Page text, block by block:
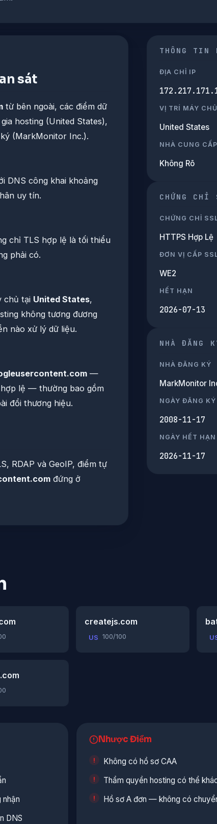
sát
từ bên ngoài, các điểm dữ
hosting (United States),
(MarkMonitor Inc.).
DNS công khai khoảng
uy tín.
chỉ TLS hợp lệ là tối thiểu
phải có.
chủ tại United States,
không tương đương
nào xử lý dữ liệu.
—
hợp lệ — thường bao gồm
đổi thương hiệu.
RDAP và GeoIP, điểm tự
đứng ở
THÔNG TIN
ĐỊA CHỈ IP
VỊ TRÍ MÁY CHỦ
United States
NHÀ CUNG CẤP
Không Rõ
CHỨNG CHỈ
CHỨNG CHỈ
HTTPS Hợp Lệ
ĐƠN VỊ CẤP
WE2
HẾT HẠN
2026-07-13
NHÀ ĐĂNG
NHÀ ĐĂNG KÝ
MarkMonitor
NGÀY ĐĂNG KÝ
2008-11-17
NGÀY HẾT HẠN
2026-11-17
createjs.com
US 100/100
DNS
Nhược Điểm
Không có hồ sơ CAA
Thẩm quyền hosting có thể
Hồ sơ A đơn — không có